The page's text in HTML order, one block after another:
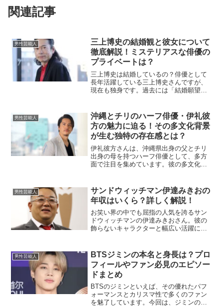
関連記事
男性芸能人
三上博史の結婚観と彼女について
徹底解説！ミステリアスな俳優の
プライベートは？
三上博史は結婚しているの？俳優として
長年活躍している三上博史さんですが、
現在も独身です。過去には「結婚願望は
イベートが表に出ることは少なく、スキ
ャンダルもほとんど報道さ...
男性芸能人
沖縄とチリのハーフ俳優・伊礼彼
方の魅力に迫る！その多文化背景
が生む独特の存在感とは？
伊礼彼方さんは、沖縄県出身の父とチリ
出身の母を持つハーフ俳優として、多方
面で注目を集めています。彼の多文化的
か。本記事では、彼の生い立ちから現在
までの活動、そしてその魅力...
男性芸能人
サンドウィッチマン伊達みきおの
年収はいくら？詳しく解説！
お笑い界の中でも屈指の人気を誇るサン
ドウィッチマンの伊達みきおさん。彼の
飾らないキャラクターと幅広い活躍に多
ているのか、その詳細に迫ります。伊達
みきおさんの年収はどれく...
男性芸能人
BTSジミンの本名と身長は？プロ
フィールやファン必見のエピソー
ドまとめ
BTSのジミンといえば、その優れたパフ
ォーマンスとカリスマ性で多くのファン
を魅了しています。今回は、ジミンの本